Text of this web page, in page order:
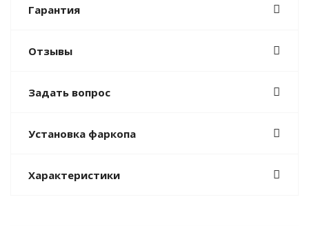
Гарантия
Отзывы
Задать вопрос
Установка фаркопа
Характеристики